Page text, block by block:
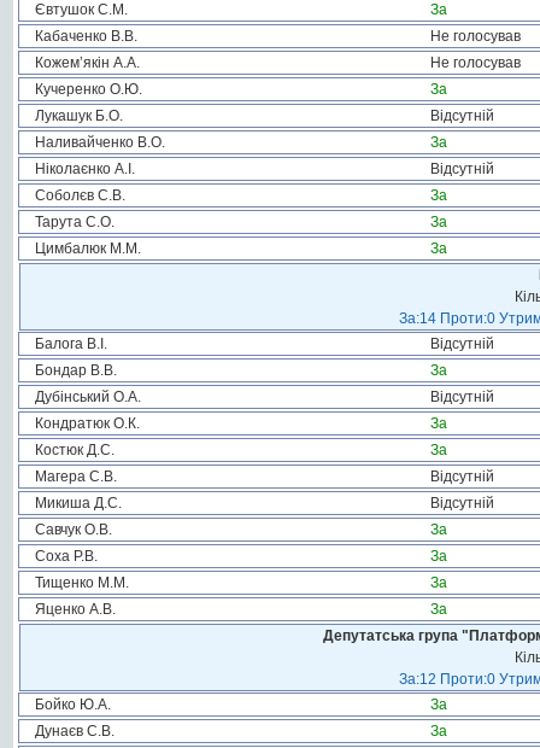
Євтушок С.М.
За
Кабаченко В.В.
Не голосував
Кожем’якін А.А.
Не голосував
Кучеренко О.Ю.
За
Лукашук Б.О.
Відсутній
Наливайченко В.О.
За
Ніколаєнко А.І.
Відсутній
Соболєв С.В.
За
Тарута С.О.
За
Цимбалюк М.М.
За
За:14 Проти:0
Балога В.І.
Відсутній
Бондар В.В.
За
Дубінський О.А.
Відсутній
Кондратюк О.К.
За
Костюк Д.С.
За
Магера С.В.
Відсутній
Микиша Д.С.
Відсутній
Савчук О.В.
За
Соха Р.В.
За
Тищенко М.М.
За
Яценко А.В.
За
Депутатська група
За:12 Проти:0
Бойко Ю.А.
За
Дунаєв С.В.
За